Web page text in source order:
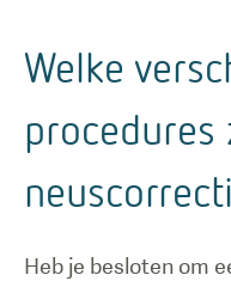
Welke
procedures
Heb je besloten om